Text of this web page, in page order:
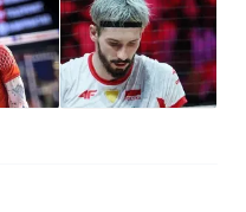
报名的考试，成绩
公平么？